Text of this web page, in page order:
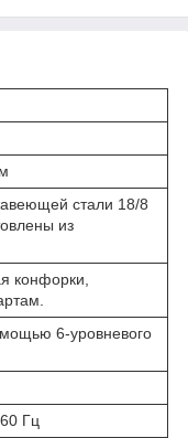
стали 18/8
из
конфорки,
6-уровневого
Гц